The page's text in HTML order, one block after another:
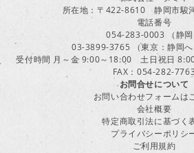
所在地：〒422-8610 静岡市駿
電話番号
054-283-0003 （静岡
03-3899-3765 （東京：静岡へ
受付時間 月～金 9:00～18:00 土日祝日
FAX：054-282-7763
お問合せについて
お問い合わせフォームは
会社概要
特定商取引法に基づく
プライバシーポリシ
ご利用規約